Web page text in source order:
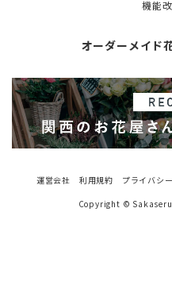
機能
オーダーメイド
運営会社 利用規約 プライバシ
Copyright ©